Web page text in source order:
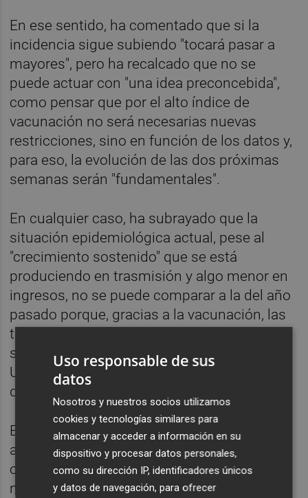
En ese sentido, ha comentado que si la
incidencia sigue subiendo "tocará pasar a
mayores", pero ha recalcado que no se
puede actuar con "una idea preconcebida",
como pensar que por el alto índice de
vacunación no será necesarias nuevas
restricciones, sino en función de los datos y,
para eso, la evolución de las dos próximas
semanas serán "fundamentales".
En cualquier caso, ha subrayado que la
situación epidemiológica actual, pese al
"crecimiento sostenido" que se está
produciendo en trasmisión y algo menor en
ingresos, no se puede comparar a la del año
pasado porque, gracias a la vacunación, las
tasas de incidencia están "por debajo, pero
sobre todo las de hospitalizaciones y camas
UCI ocupadas y las muertes no tienen nada
que ver" con 2020.
En ese sentido, ha señalado que si
aumentan los contagios habrá también más
casos "complicados" y puede que sea
necesaria alguna nueva restricción a la
Uso responsable de sus
datos
Nosotros y nuestros socios utilizamos
cookies y tecnologías similares para
almacenar y acceder a información en su
dispositivo y procesar datos personales,
como su dirección IP, identificadores únicos
y datos de navegación, para ofrecer